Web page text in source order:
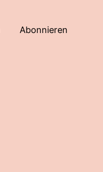
Abonnieren